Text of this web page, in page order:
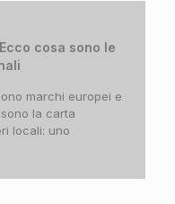
cosa sono le
marchi europei e
la carta
locali: uno